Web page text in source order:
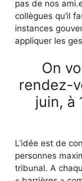
pas de nos
collègues qu’il
instances
appliquer les
On
rendez-
juin, à
L’idée est de
personnes
tribunal. A